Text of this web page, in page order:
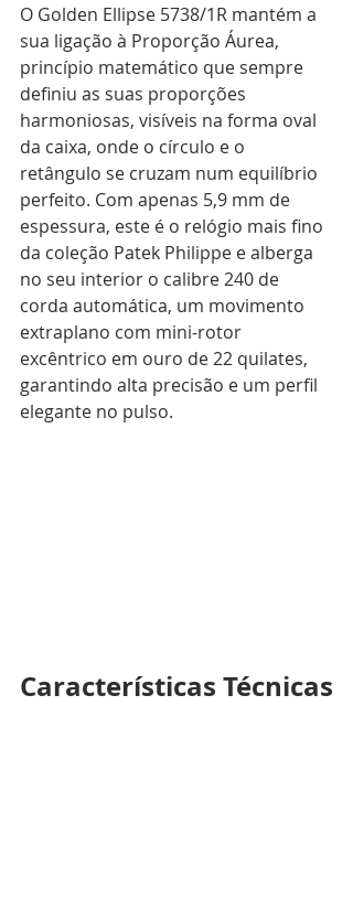
O Golden Ellipse 5738/1R mantém a
sua ligação à Proporção Áurea,
princípio matemático que sempre
definiu as suas proporções
harmoniosas, visíveis na forma oval
da caixa, onde o círculo e o
retângulo se cruzam num equilíbrio
perfeito. Com apenas 5,9 mm de
espessura, este é o relógio mais fino
da coleção Patek Philippe e alberga
no seu interior o calibre 240 de
corda automática, um movimento
extraplano com mini-rotor
excêntrico em ouro de 22 quilates,
garantindo alta precisão e um perfil
elegante no pulso.
Características Técnicas